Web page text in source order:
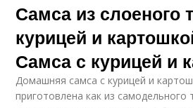
Самса из слоеного
курицей и
Самса с курицей и
Домашняя самса с курицей и
приготовлена как из самодельного